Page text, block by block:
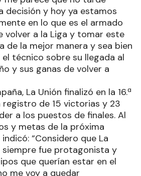
decisión y hoy ya estamos
en lo que es el armado
volver a la Liga y tomar este
de la mejor manera y sea bien
técnico sobre su llegada al
y sus ganas de volver a
La Unión finalizó en la 16.ª
de 15 victorias y 23
a los puestos de finales. Al
y metas de la próxima
“Considero que La
siempre fue protagonista y
que querían estar en el
me voy a quedar